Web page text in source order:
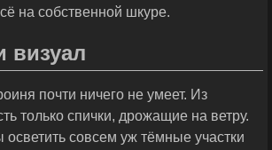
на собственной шкуре.
визуал
почти ничего не умеет. Из
только спички, дрожащие на ветру.
совсем уж тёмные участки